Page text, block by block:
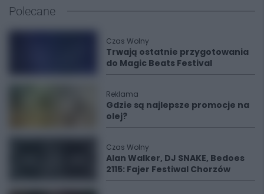
Polecane
Czas Wolny
Trwają ostatnie przygotowania
do Magic Beats Festival
Reklama
Gdzie są najlepsze promocje na
olej?
Czas Wolny
Alan Walker, DJ SNAKE, Bedoes
2115: Fajer Festiwal Chorzów